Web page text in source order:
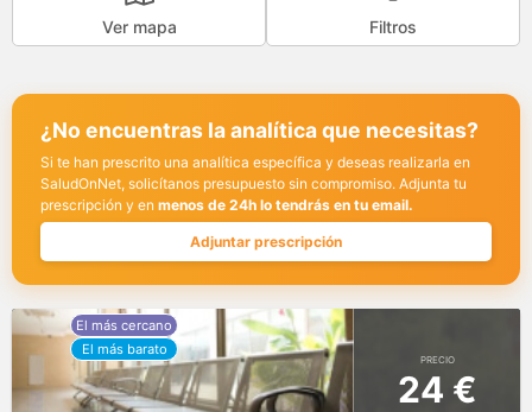
Ver mapa Filtros
¿No encuentras la analítica que necesitas?
Si te han prescrito una analítica específica y deseas realizarla en
SaludOnNet, solicítanos presupuesto sin compromiso. Adjunta tu
prescripción y en menos de 24h lo tendrás en tu email.
Adjuntar prescripción
PRECIO
24 €